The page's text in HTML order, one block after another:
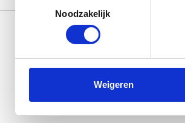
Noodzakelijk
Weigeren